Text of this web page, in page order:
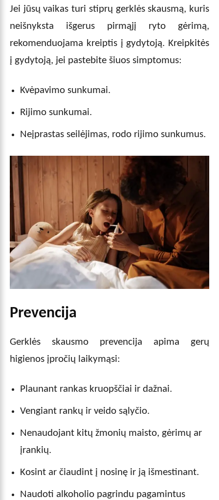
Jei jūsų vaikas turi stiprų gerklės skausmą, kuris
neišnyksta išgerus pirmąjį ryto gėrimą,
rekomenduojama kreiptis į gydytoją. Kreipkitės
į gydytoją, jei pastebite šiuos simptomus:
Kvėpavimo sunkumai.
Rijimo sunkumai.
Neįprastas seilėjimas, rodo rijimo sunkumus.
Prevencija
Gerklės skausmo prevencija apima gerų
higienos įpročių laikymąsi:
Plaunant rankas kruopščiai ir dažnai.
Vengiant rankų ir veido sąlyčio.
Nenaudojant kitų žmonių maisto, gėrimų ar
įrankių.
Kosint ar čiaudint į nosinę ir ją išmestinant.
Naudoti alkoholio pagrindu pagamintus